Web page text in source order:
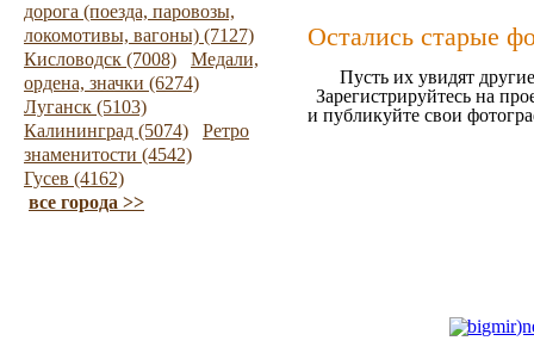
дорога (поезда, паровозы,
локомотивы, вагоны) (7127)
Кисловодск (7008)
Медали,
ордена, значки (6274)
Луганск (5103)
Калининград (5074)
Ретро
знаменитости (4542)
Гусев (4162)
все города >>
Остались старые
Пусть их увидят
Зарегистрируйтесь на
и публикуйте свои